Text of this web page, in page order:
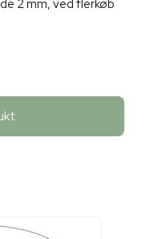
2 mm, ved flerkøb